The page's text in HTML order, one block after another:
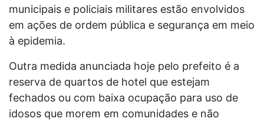
municipais e policiais militares estão envolvidos
em ações de ordem pública e segurança em meio
à epidemia.
Outra medida anunciada hoje pelo prefeito é a
reserva de quartos de hotel que estejam
fechados ou com baixa ocupação para uso de
idosos que morem em comunidades e não